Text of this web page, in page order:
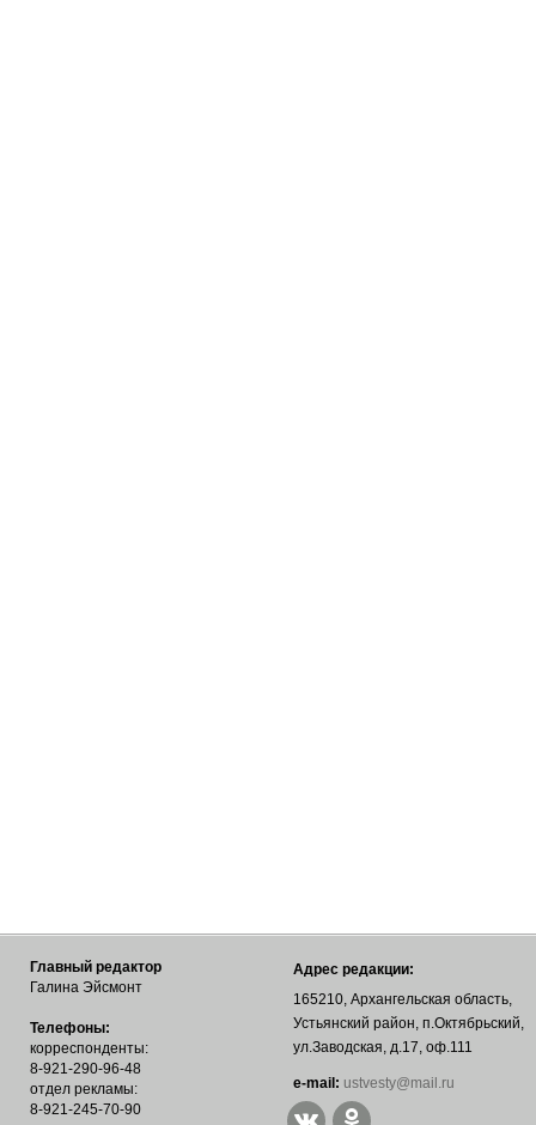
Главный редактор
Галина Эйсмонт
Телефоны:
корреспонденты:
8-921-290-96-48
отдел рекламы:
8-921-245-70-90
Адрес редакции:
165210, Архангельская область,
Устьянский район, п.Октябрьский,
ул.Заводская, д.17, оф.111
е-mail: ustvesty@mail.ru